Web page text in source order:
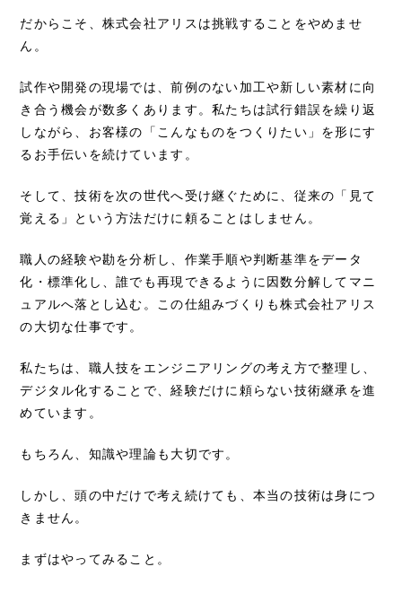
だからこそ、株式会社アリスは挑戦することをやめませ
ん。
試作や開発の現場では、前例のない加工や新しい素材に向
き合う機会が数多くあります。私たちは試行錯誤を繰り返
しながら、お客様の「こんなものをつくりたい」を形にす
るお手伝いを続けています。
そして、技術を次の世代へ受け継ぐために、従来の「見て
覚える」という方法だけに頼ることはしません。
職人の経験や勘を分析し、作業手順や判断基準をデータ
化・標準化し、誰でも再現できるように因数分解してマニ
ュアルへ落とし込む。この仕組みづくりも株式会社アリス
の大切な仕事です。
私たちは、職人技をエンジニアリングの考え方で整理し、
デジタル化することで、経験だけに頼らない技術継承を進
めています。
もちろん、知識や理論も大切です。
しかし、頭の中だけで考え続けても、本当の技術は身につ
きません。
まずはやってみること。